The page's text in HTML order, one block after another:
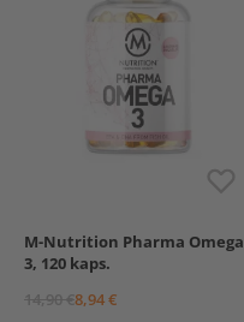
M-Nutrition Pharma Omega
3, 120 kaps.
14,90 €8,94 €